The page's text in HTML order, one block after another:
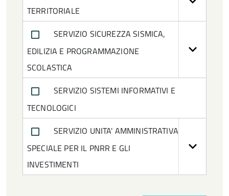
Dirigente cessato
Disability Manager
Presidente
Responsabile Unità Operativa
Responsabile della Transizione Digitale
TERRITORIALE
SERVIZIO SICUREZZA SISMICA,
EDILIZIA E PROGRAMMAZIONE
SCOLASTICA
SERVIZIO SISTEMI INFORMATIVI E
TECNOLOGICI
SERVIZIO UNITA' AMMINISTRATIVA
SPECIALE PER IL PNRR E GLI
INVESTIMENTI